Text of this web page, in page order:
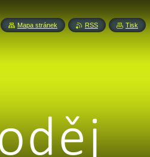
Mapa stránek RSS Tisk